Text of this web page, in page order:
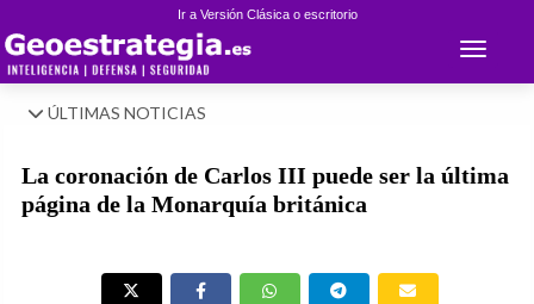
Ir a Versión Clásica o escritorio
Toggle
ÚLTIMAS NOTICIAS
La coronación de Carlos III puede ser la última
página de la Monarquía británica